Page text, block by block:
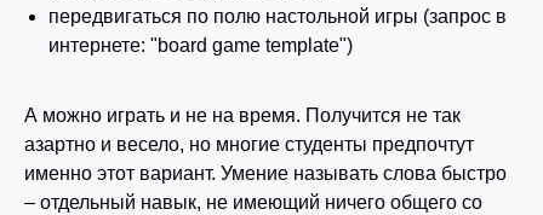
передвигаться по полю настольной игры (запрос в
интернете: "board game template")
А можно играть и не на время. Получится не так
азартно и весело, но многие студенты предпочтут
именно этот вариант. Умение называть слова быстро
– отдельный навык, не имеющий ничего общего со